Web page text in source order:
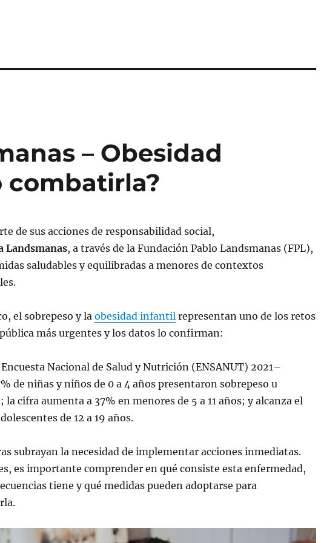
– Obesidad
combatirla?
de sus acciones de responsabilidad social,
Landsmanas, a través de la Fundación Pablo Landsmanas (FPL),
saludables y equilibradas a menores de contextos
el sobrepeso y la obesidad infantilrepresentan uno de los retos
más urgentes y los datos lo confirman:
Nacional de Salud y Nutrición (ENSANUT) 2021–
de niñas y niños de 0 a 4 años presentaron sobrepeso u
la cifra aumenta a 37% en menores de 5 a 11 años; y alcanza el
de 12 a 19 años.
subrayan la necesidad de implementar acciones inmediatas.
es importante comprender en qué consiste esta enfermedad,
tiene y qué medidas pueden adoptarse para